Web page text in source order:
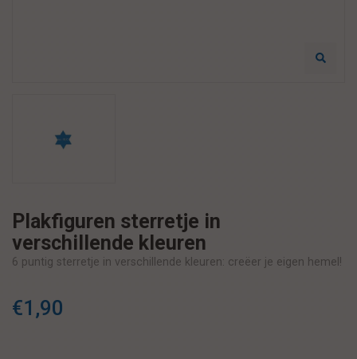
Plakfiguren sterretje in
verschillende kleuren
6 puntig sterretje in verschillende kleuren: creëer je eigen hemel!
€1,90